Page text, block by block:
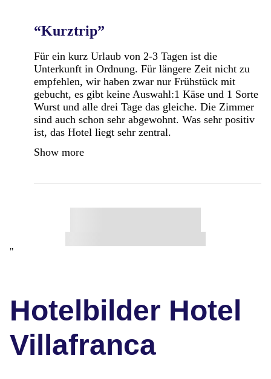
“Kurztrip”
Für ein kurz Urlaub von 2-3 Tagen ist die
Unterkunft in Ordnung. Für längere Zeit nicht zu
empfehlen, wir haben zwar nur Frühstück mit
gebucht, es gibt keine Auswahl:1 Käse und 1 Sorte
Wurst und alle drei Tage das gleiche. Die Zimmer
sind auch schon sehr abgewohnt. Was sehr positiv
ist, das Hotel liegt sehr zentral.
Show more
"
Hotelbilder Hotel
Villafranca